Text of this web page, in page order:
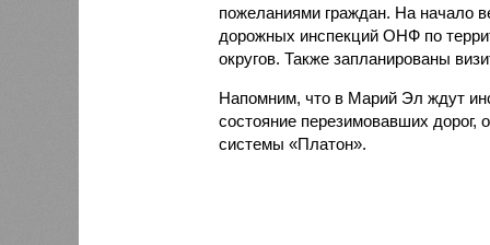
пожеланиями граждан. На начало
дорожных инспекций ОНФ по
округов. Также запланированы
Напомним, что в Марий Эл ждут
состояние перезимовавших дорог,
системы «Платон».